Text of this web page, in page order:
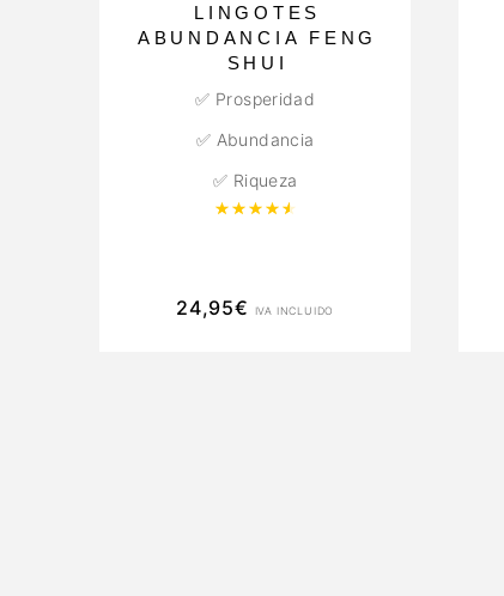
LINGOTES
ABUNDANCIA FENG
SHUI
✅ Prosperidad
✅ Abundancia
✅ Riqueza
Valorado con
24,95€ IVA INCLUIDO